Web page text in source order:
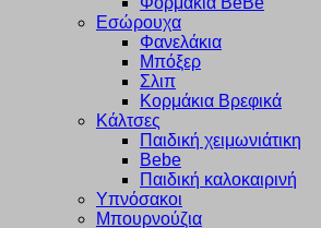
Εσώρουχα
Φανελάκια
Μπόξερ
Σλιπ
Κορμάκια Βρεφικά
Κάλτσες
Παιδική χειμωνιάτικη
Bebe
Παιδική καλοκαιρινή
Υπνόσακοι
Μπουρνούζια